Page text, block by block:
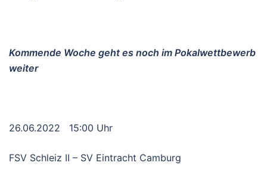
Kommende Woche geht es noch im Pokalwettbewerb
weiter
26.06.2022 15:00 Uhr
FSV Schleiz II – SV Eintracht Camburg